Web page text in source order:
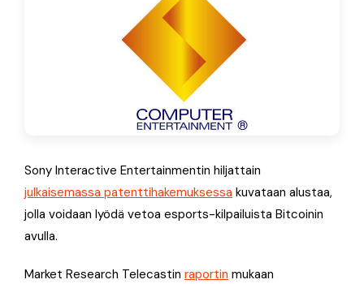
Sony Interactive Entertainmentin hiljattain
julkaisemassa patenttihakemuksessa kuvataan alustaa,
jolla voidaan lyödä vetoa esports-kilpailuista Bitcoinin
avulla.
Market Research Telecastin raportin mukaan